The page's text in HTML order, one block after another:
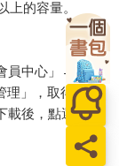
上的容量。
員中心」→「我
理」，取得通行
載後，點選任一